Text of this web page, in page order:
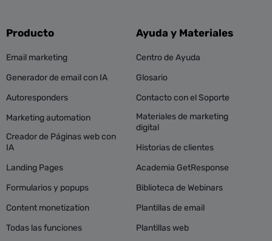
Producto
Email marketing
Generador de email con IA
Autoresponders
Marketing automation
Creador de Páginas web con
IA
Landing Pages
Formularios y popups
Content monetization
Todas las funciones
Ayuda y Materiales
Centro de Ayuda
Glosario
Contacto con el Soporte
Materiales de marketing
digital
Historias de clientes
Academia GetResponse
Biblioteca de Webinars
Plantillas de email
Plantillas web